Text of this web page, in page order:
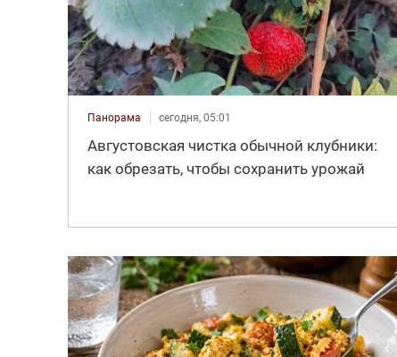
Панорама сегодня, 05:01
Августовская чистка обычной клубники:
как обрезать, чтобы сохранить урожай